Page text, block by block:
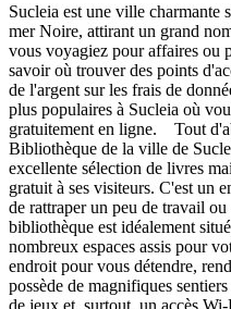
Sucleia est une ville charmante
mer Noire, attirant un grand
vous voyagiez pour affaires ou
savoir où trouver des points
de l'argent sur les frais de
plus populaires à Sucleia où
gratuitement en ligne. Tout
Bibliothèque de la ville de
excellente sélection de livres
gratuit à ses visiteurs. C'est un
de rattraper un peu de travail
bibliothèque est idéalement
nombreux espaces assis pour
endroit pour vous détendre,
possède de magnifiques
de jeux et, surtout, un accès